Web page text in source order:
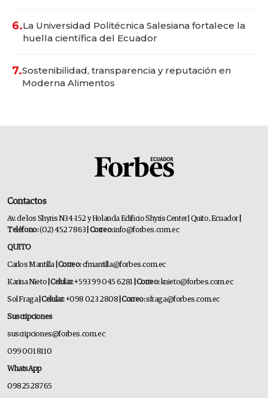
6.La Universidad Politécnica Salesiana fortalece la
huella científica del Ecuador
7.Sostenibilidad, transparencia y reputación en
Moderna Alimentos
Contactos
Av. de los Shyris N34-152 y Holanda Edificio Shyris Center | Quito, Ecuador
Teléfono:(02) 452 7863 | Correo:info@forbes.com.ec
QUITO
Carlos Mantilla | Correo:cfmantilla@forbes.com.ec
Karina Nieto | Celular:+593 99 045 6281 | Correo: knieto@forbes.com.ec
Sol Fraga | Celular:+098 023 2808 | Correo:sfraga@forbes.com.ec
Suscripciones
suscripciones@forbes.com.ec
099 001 8110
WhatsApp
0982528765